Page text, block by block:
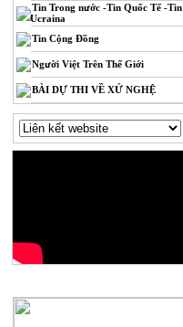
Tin Trong nước -Tin Quốc Tế -Tin
Ucraina
Tin Cộng Đồng
Người Việt Trên Thế Giới
BÀI DỰ THI VỀ XỨ NGHỆ